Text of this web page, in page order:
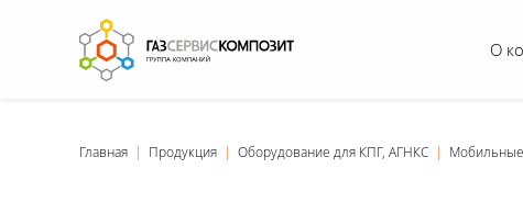
Главная | Продукция | Оборудование для КПГ, АГНКС |
О